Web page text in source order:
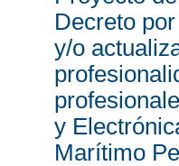
Decreto
y/o
y
Marítimo